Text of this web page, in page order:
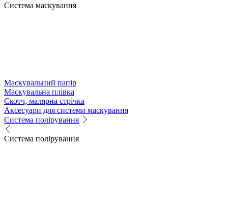
Система маскування
Маскувальний папір
Маскувальна плівка
Скотч, малярна стрічка
Аксесуари для системи маскування
Система полірування
Система полірування